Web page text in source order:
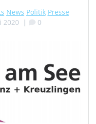
News Politik Presse
2020 | 0